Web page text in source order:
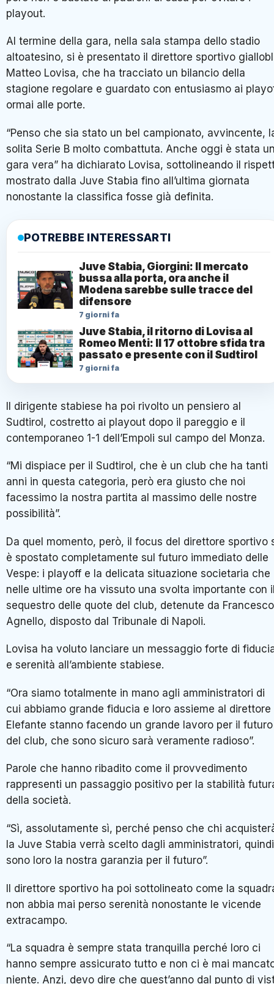
playout.
Al termine della gara, nella sala stampa dello stadio
altoatesino, si è presentato il direttore sportivo
Matteo Lovisa, che ha tracciato un bilancio della
stagione regolare e guardato con entusiasmo ai
ormai alle porte.
“Penso che sia stato un bel campionato, avvincente,
solita Serie B molto combattuta. Anche oggi è stata
gara vera” ha dichiarato Lovisa, sottolineando il
mostrato dalla Juve Stabia fino all’ultima giornata
nonostante la classifica fosse già definita.
POTREBBE INTERESSARTI
Juve Stabia, Giorgini: Il mercato
bussa alla porta, ora anche il
Modena sarebbe sulle tracce del
difensore
7 giorni fa
Juve Stabia, il ritorno di Lovisa al
Romeo Menti: Il 17 ottobre sfida tra
passato e presente con il Sudtirol
7 giorni fa
Il dirigente stabiese ha poi rivolto un pensiero al
Sudtirol, costretto ai playout dopo il pareggio e il
contemporaneo 1-1 dell’Empoli sul campo del Monza.
“Mi dispiace per il Sudtirol, che è un club che ha tanti
anni in questa categoria, però era giusto che noi
facessimo la nostra partita al massimo delle nostre
possibilità”.
Da quel momento, però, il focus del direttore sportivo
è spostato completamente sul futuro immediato delle
Vespe: i playoff e la delicata situazione societaria che
nelle ultime ore ha vissuto una svolta importante con
sequestro delle quote del club, detenute da Francesco
Agnello, disposto dal Tribunale di Napoli.
Lovisa ha voluto lanciare un messaggio forte di
e serenità all’ambiente stabiese.
“Ora siamo totalmente in mano agli amministratori di
cui abbiamo grande fiducia e loro assieme al direttore
Elefante stanno facendo un grande lavoro per il futuro
del club, che sono sicuro sarà veramente radioso”.
Parole che hanno ribadito come il provvedimento
rappresenti un passaggio positivo per la stabilità
della società.
“Sì, assolutamente sì, perché penso che chi
la Juve Stabia verrà scelto dagli amministratori, quindi
sono loro la nostra garanzia per il futuro”.
Il direttore sportivo ha poi sottolineato come la
non abbia mai perso serenità nonostante le vicende
extracampo.
“La squadra è sempre stata tranquilla perché loro ci
hanno sempre assicurato tutto e non ci è mai
niente. Anzi, devo dire che quest’anno dal punto di